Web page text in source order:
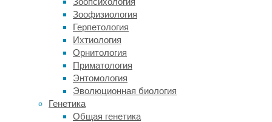
Зоофизиология
Герпетология
Ихтиология
Орнитология
Приматология
Энтомология
Эволюционная биология
Генетика
Общая генетика
вокруг.
Причиной
часто
оказывается
бактерия
Acinetobacter
baumannii— она
вдруг
появляется